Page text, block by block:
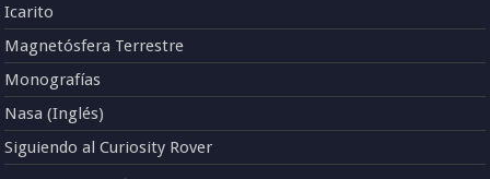
Icarito
Magnetósfera Terrestre
Monografías
Nasa (Inglés)
Siguiendo al Curiosity Rover